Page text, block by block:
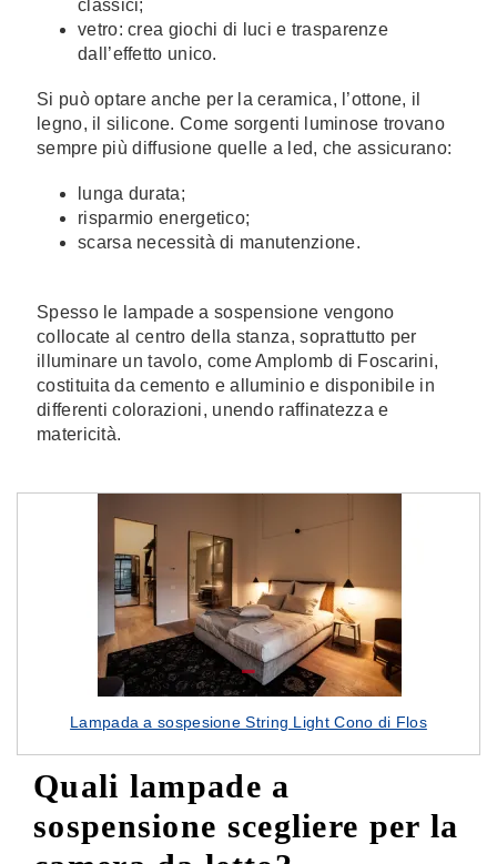
classici;
vetro: crea giochi di luci e trasparenze
dall’effetto unico.
Si può optare anche per la ceramica, l’ottone, il
legno, il silicone. Come sorgenti luminose trovano
sempre più diffusione quelle a led, che assicurano:
lunga durata;
risparmio energetico;
scarsa necessità di manutenzione.
Spesso le lampade a sospensione vengono
collocate al centro della stanza, soprattutto per
illuminare un tavolo, come Amplomb di Foscarini,
costituita da cemento e alluminio e disponibile in
differenti colorazioni, unendo raffinatezza e
matericità.
Lampada a sospesione String Light Cono di Flos
Quali lampade a
sospensione scegliere per la